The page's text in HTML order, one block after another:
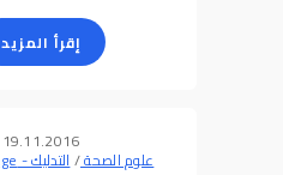
إقرأ المزيد
19.11.2016
علوم الصحة/التدليك - Massage